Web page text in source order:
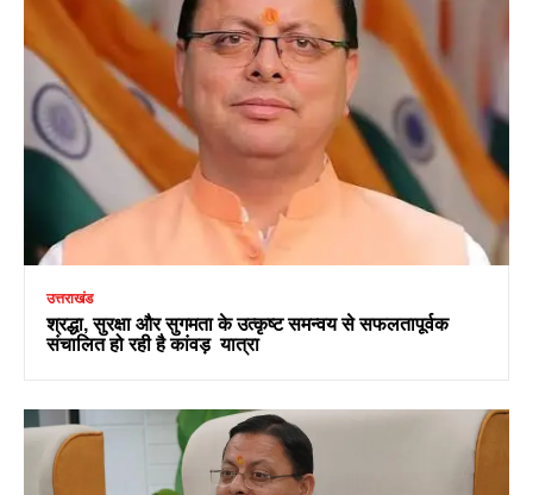
उत्तराखंड
श्रद्धा, सुरक्षा और सुगमता के उत्कृष्ट समन्वय से सफलतापूर्वक
संचालित हो रही है कांवड़ यात्रा